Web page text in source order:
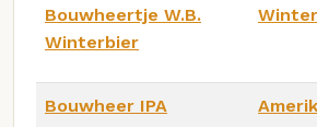
Bouwheertje W.B.
Winterbier
Bouwheer IPA